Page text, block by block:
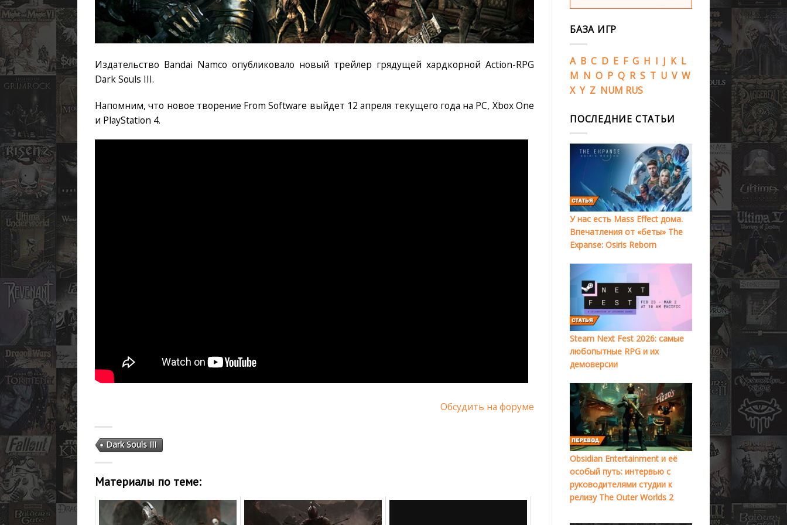
Издательство Bandai Namco опубликовало новый трейлер грядущей хардкорной Action-RPG
Dark Souls III.
Напомним, что новое творение From Software выйдет 12 апреля текущего года на PC, Xbox One
и PlayStation 4.
Обсудить на форуме
Dark Souls III
Материалы по теме:
БАЗА ИГР
A B C D E F G H I J K L
M N O P Q R S T U V W
X Y Z NUM RUS
ПОСЛЕДНИЕ СТАТЬИ
У нас есть Mass Effect дома.
Впечатления от «беты» The
Expanse: Osiris Reborn
Steam Next Fest 2026: самые
любопытные RPG и их
демоверсии
Obsidian Entertainment и её
особый путь: интервью с
руководителями студии к
релизу The Outer Worlds 2